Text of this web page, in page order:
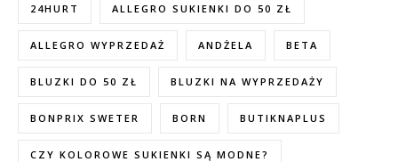
24HURT ALLEGRO SUKIENKI DO 50 ZŁ
ALLEGRO WYPRZEDAŻ ANDŻELA BETA
BLUZKI DO 50 ZŁ BLUZKI NA WYPRZEDAŻY
BONPRIX SWETER BORN BUTIKNAPLUS
CZY KOLOROWE SUKIENKI SĄ MODNE?